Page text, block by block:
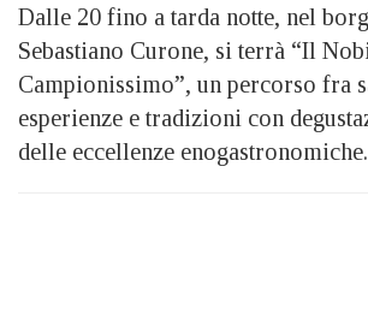
Dalle 20 fino a tarda notte, nel
Sebastiano Curone, si terrà “Il
Campionissimo”, un percorso fra
esperienze e tradizioni con
delle eccellenze enogastronomiche.